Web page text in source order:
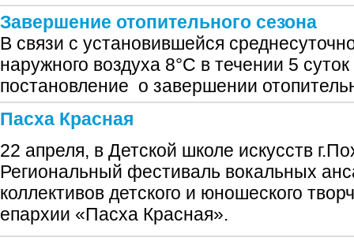
Завершение отопительного сезона
В связи с установившейся
наружного воздуха 8°С в течении 5
постановление о завершении
Пасха Красная
22 апреля, в Детской школе искусств
Региональный фестиваль вокальных
коллективов детского и юношеского
епархии «Пасха Красная».